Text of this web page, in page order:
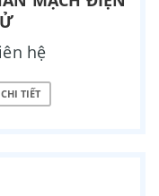
hệ
CHI TIẾT